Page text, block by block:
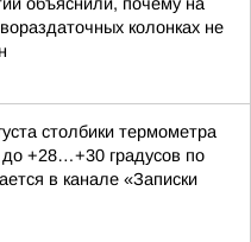
колонках не
столбики термометра
до +28…+30 градусов по
в канале «Записки